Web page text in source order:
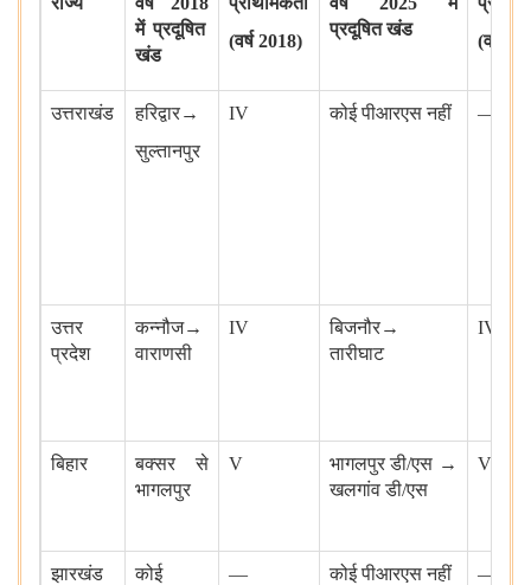
में प्रदूषित
खंड
(वर्ष2018)
प्रदूषित खंड
(वर्ष
उत्तराखंड हरिद्वार→
सुल्तानपुर
IV कोई पीआरएस नहीं —
उत्तर
प्रदेश
कन्नौज→
वाराणसी
IV बिजनौर→
तारीघाट
IV / V
बिहार
बक्सर से
भागलपुर
V भागलपुर डी/एस →
खलगांव डी/एस
V
झारखंड
कोई
— कोई पीआरएस नहीं —